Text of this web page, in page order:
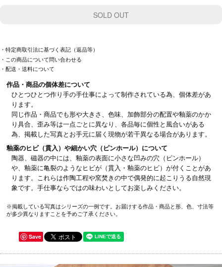
・特定商取引法に基づく表記（返品等）
・この商品について問い合わせる
・配送・送料について
作品・商品の個体差について
ひとつひとつ作り手の手仕事によって制作されている為、個体差があ
ります。
同じ作品・商品でも形や大きさ、色味、加飾部分の配置や釉薬のかか
り具合、歪み等は一点ごとに異なり、各品毎に個性と風合いがある
為、掲載した写真とお手元に届く現物が若干異なる場合があります。
釉薬のヒビ（貫入）や細かい穴（ピンホール）について
陶器、磁器の中には、釉薬の表面に小さな凹みの穴（ピンホール）
や、釉薬に亀裂のようなヒビが（貫入・釉薬のヒビ）が付くことがあ
ります。これらは作陶工程や窯焚きの中で偶発的に起こりうる自然現
象です。手仕事ならではの味わいとしてお楽しみください。
※掲載している写真はシリーズの一例です。お届けする作品・商品と形、色、寸法等
が多少異なりますことを予めご了承ください。
Save